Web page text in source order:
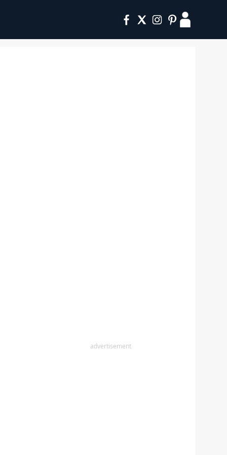
advertisement